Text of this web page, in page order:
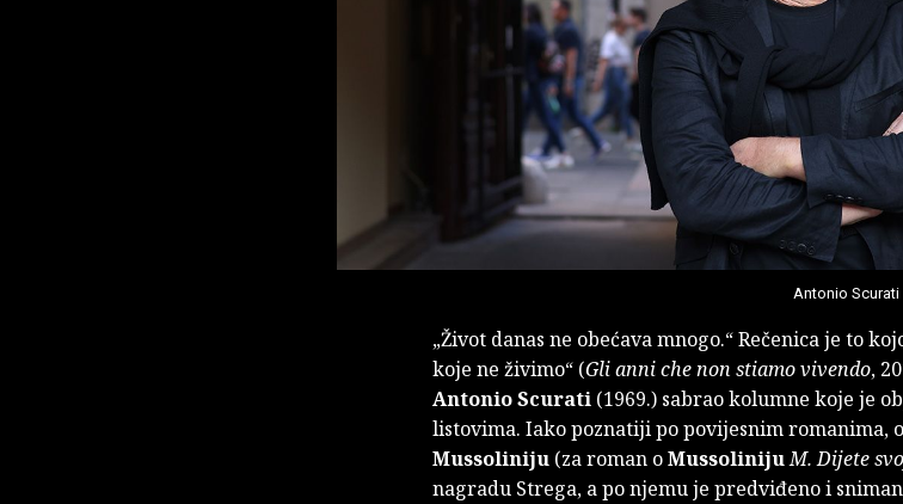
Antonio
„Život danas ne obećava mnogo.“ Rečenica je to
koje ne živimo“ (Gli anni che non stiamo vivendo,
Antonio Scurati (1969.) sabrao kolumne koje je
listovima. Iako poznatiji po povijesnim romanima,
Mussoliniju (za roman oMussolinijuM. Dijete
nagradu Strega, a po njemu je predviđeno i